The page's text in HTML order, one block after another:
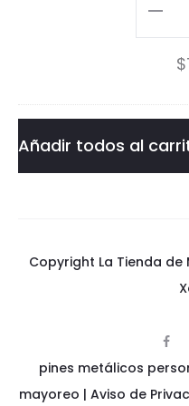
Pin
The
Child
III
$
Añadir todos al
Copyright La Tienda de
c
b
pines metálicos
mayoreo | Aviso de